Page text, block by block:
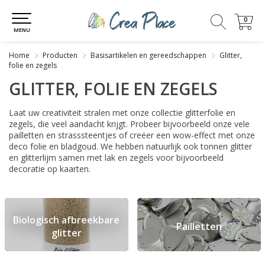
0
0
MENU
Home Producten Basisartikelen en gereedschappen
Glitter,
folie en zegels
GLITTER, FOLIE EN ZEGELS
Laat uw creativiteit stralen met onze collectie glitterfolie en
zegels, die veel aandacht krijgt. Probeer bijvoorbeeld onze vele
pailletten en strasssteentjes of creëer een wow-effect met onze
deco folie en bladgoud. We hebben natuurlijk ook tonnen glitter
en glitterlijm samen met lak en zegels voor bijvoorbeeld
decoratie op kaarten.
Biologisch afbreekbare
glitter
Pailletten